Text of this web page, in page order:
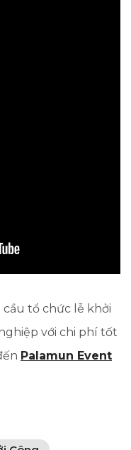
tổ chức lễ khởi
với chi phí tốt
Palamun Event